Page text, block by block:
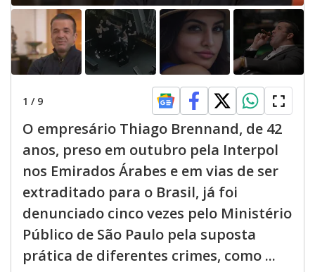
1 / 9
O empresário Thiago Brennand, de 42
anos, preso em outubro pela Interpol
nos Emirados Árabes e em vias de ser
extraditado para o Brasil, já foi
denunciado cinco vezes pelo Ministério
Público de São Paulo pela suposta
prática de diferentes crimes, como ...